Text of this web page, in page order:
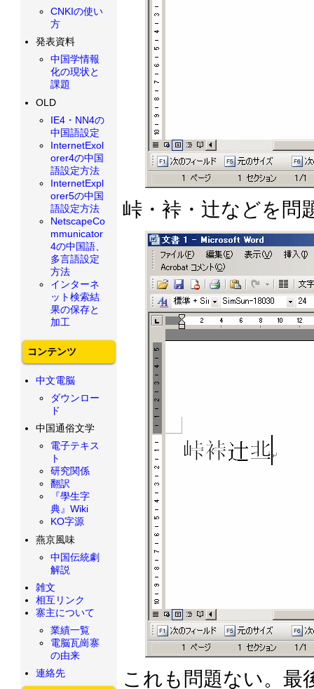
峠・裃・辻などを問
これも問題ない。最
CNKIの使い
方
発表資料
中国学情報
化の現状と
課題
OLD
IE4・NN4の
中国語設定
InternetExol
orer4の中国
語設定方法
InternetExpl
orer5の中国
語設定方法
NetscapeCo
mmunicator
4の中国語、
多言語設定
方法
インターネ
ット検索結
果の保存と
加工
コンテンツ
中文電脳
ダウンロー
ド
中国通俗文学
電子テキス
ト
研究関係
翻訳
『學生字
典』Wiki
KO字源
燕京風味
中国伝統劇
解説
雑文
相互リンク
寨主について
業績一覧
電脳瓦崗寨
の由来
連絡先